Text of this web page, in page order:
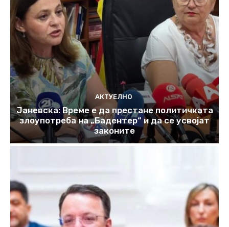
АКТУЕЛНО
Јаневска: Време е да престане политичката
злоупотреба на „Бадентер“ и да се усвојат
законите